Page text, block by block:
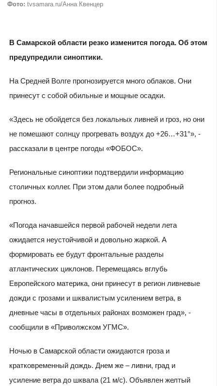
Фото: tvsamara.ru/Анна Квенцер
В Самарской области резко изменится погода. Об этом
предупредили синоптики.
На Средней Волге прогнозируется много облаков. Они
принесут с собой обильные и мощные осадки.
«Здесь не обойдется без локальных ливней и гроз, но они
не помешают солнцу прогревать воздух до +26…+31°», -
рассказали в центре погоды «ФОБОС».
Региональные синоптики подтвердили информацию
столичных коллег. При этом дали более подробный
прогноз.
«Погода начавшейся первой рабочей недели лета
ожидается неустойчивой и довольно жаркой. А
формировать ее будут фронтальные разделы
атлантических циклонов. Перемещаясь вглубь
Европейского материка, они принесут в регион ливневые
дожди с грозами и шквалистым усилением ветра, в
дневные часы в отдельных районах возможен град», -
сообщили в «Приволжском УГМС».
Ночью в Самарской области ожидаются гроза и
кратковременный дождь. Днем же – ливни, град и
усиление ветра до шквала (21 м/с). Объявлен желтый